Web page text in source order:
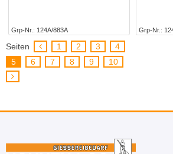
Grp-Nr. 124A/883A Grp-Nr.
Seiten 1 2 3
4
5
6 7 8 9 10